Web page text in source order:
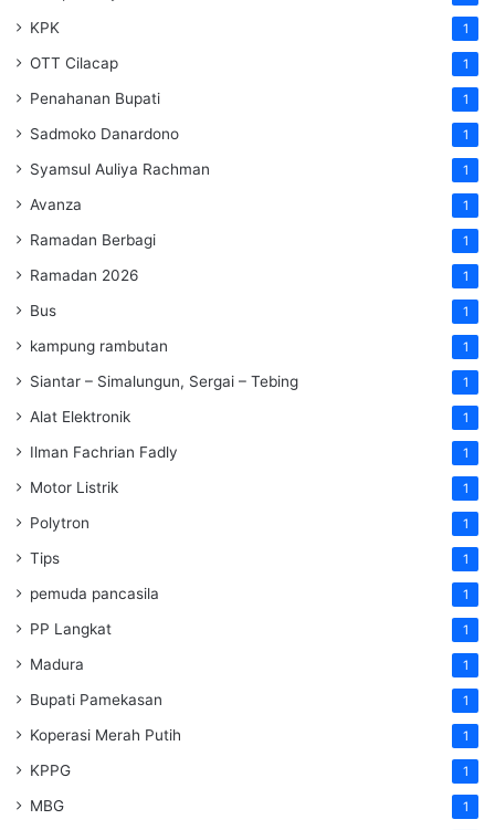
KPK 1
OTT Cilacap 1
Penahanan Bupati 1
Sadmoko Danardono 1
Syamsul Auliya Rachman 1
Avanza 1
Ramadan Berbagi 1
Ramadan 2026 1
Bus 1
kampung rambutan 1
Siantar – Simalungun, Sergai – Tebing 1
Alat Elektronik 1
Ilman Fachrian Fadly 1
Motor Listrik 1
Polytron 1
Tips 1
pemuda pancasila 1
PP Langkat 1
Madura 1
Bupati Pamekasan 1
Koperasi Merah Putih 1
KPPG 1
MBG 1